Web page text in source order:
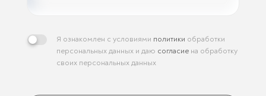
Я ознакомлен с условиями политики обработки
персональных данных и даю согласие на обработку
своих персональных данных